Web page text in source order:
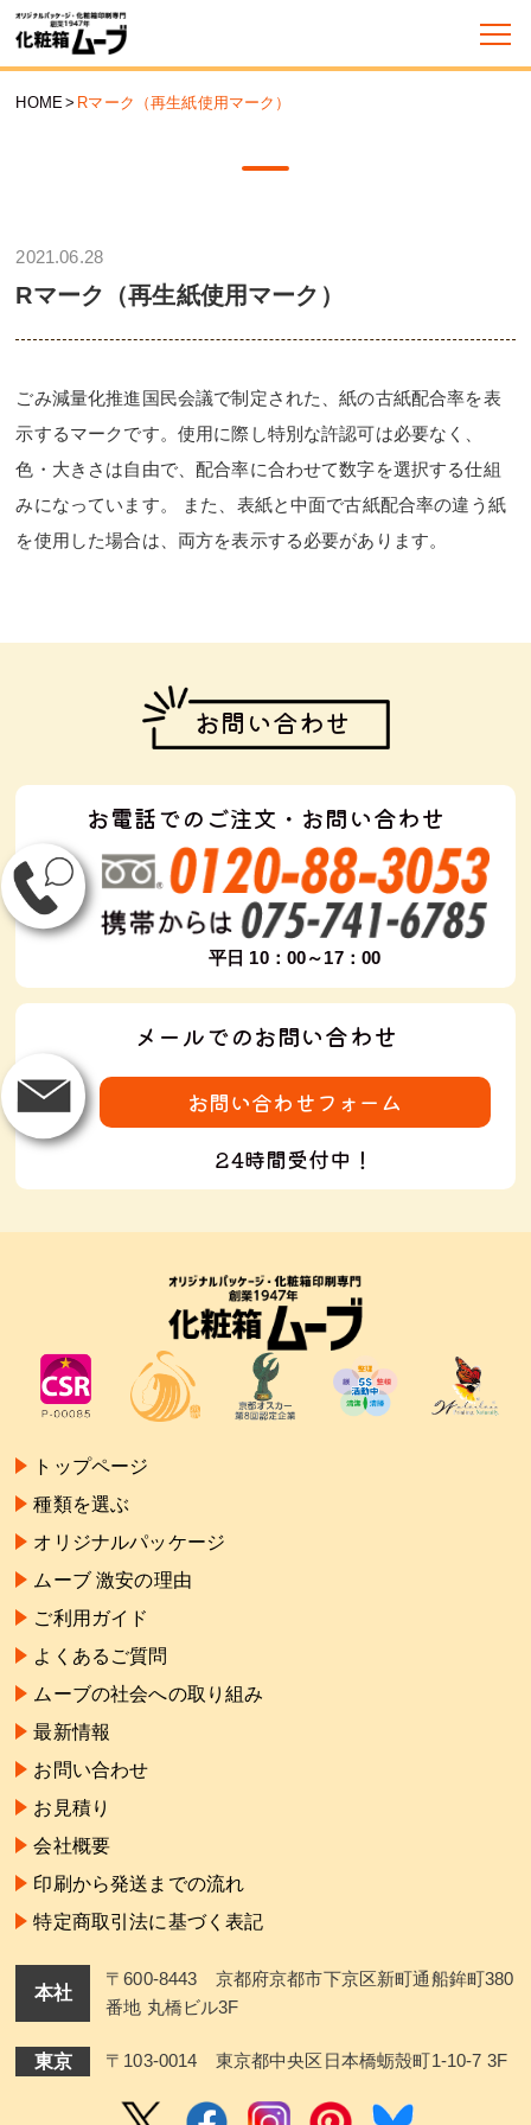
HOME> Rマーク（再生紙使用マーク）
2021.06.28
Rマーク（再生紙使用マーク）
ごみ減量化推進国民会議で制定された、紙の古紙配合率を表
示するマークです。使用に際し特別な許認可は必要なく、
色・大きさは自由で、配合率に合わせて数字を選択する仕組
みになっています。 また、表紙と中面で古紙配合率の違う紙
を使用した場合は、両方を表示する必要があります。
お問い合わせ
お電話でのご注文・お問い合わせ
平日 10：00～17：00
メールでのお問い合わせ
お問い合わせフォーム
24時間受付中！
トップページ
種類を選ぶ
オリジナルパッケージ
ムーブ 激安の理由
ご利用ガイド
よくあるご質問
ムーブの社会への取り組み
最新情報
お問い合わせ
お見積り
会社概要
印刷から発送までの流れ
特定商取引法に基づく表記
本社
〒600-8443 京都府京都市下京区新町通船鉾町380
番地 丸橋ビル3F
東京 〒103-0014 東京都中央区日本橋蛎殼町1-10-7 3F